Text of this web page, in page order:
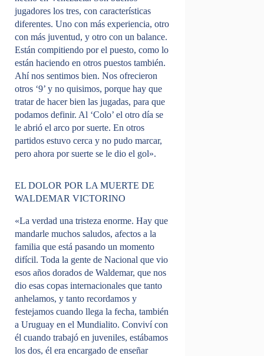
jugadores los tres, con características
diferentes. Uno con más experiencia, otro
con más juventud, y otro con un balance.
Están compitiendo por el puesto, como lo
están haciendo en otros puestos también.
Ahí nos sentimos bien. Nos ofrecieron
otros ‘9’ y no quisimos, porque hay que
tratar de hacer bien las jugadas, para que
podamos definir. Al ‘Colo’ el otro día se
le abrió el arco por suerte. En otros
partidos estuvo cerca y no pudo marcar,
pero ahora por suerte se le dio el gol».
EL DOLOR POR LA MUERTE DE
WALDEMAR VICTORINO
«La verdad una tristeza enorme. Hay que
mandarle muchos saludos, afectos a la
familia que está pasando un momento
difícil. Toda la gente de Nacional que vio
esos años dorados de Waldemar, que nos
dio esas copas internacionales que tanto
anhelamos, y tanto recordamos y
festejamos cuando llega la fecha, también
a Uruguay en el Mundialito. Conviví con
él cuando trabajó en juveniles, estábamos
los dos, él era encargado de enseñar